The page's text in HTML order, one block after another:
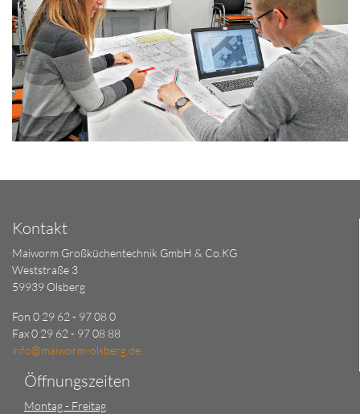
Kontakt
Maiworm Großküchentechnik GmbH & Co.KG
Weststraße 3
59939 Olsberg
Fon 0 29 62 - 97 08 0
Fax 0 29 62 - 97 08 88
info@maiworm-olsberg.de
Öffnungszeiten
Montag - Freitag